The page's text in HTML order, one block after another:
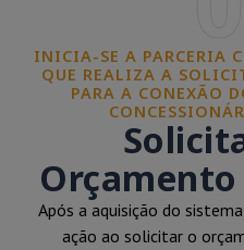
INICIA-SE A PARCERIA
QUE REALIZA A
PARA A CONEXÃO
Orçamento
Após a aquisição do
ação ao solicitar o